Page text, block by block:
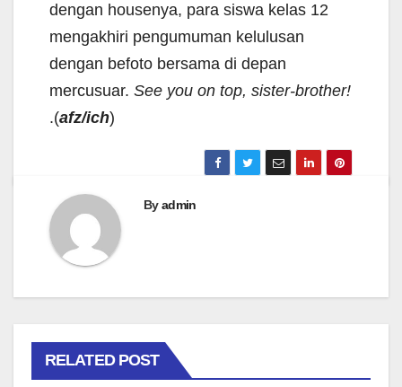
dengan housenya, para siswa kelas 12
mengakhiri pengumuman kelulusan
dengan befoto bersama di depan
mercusuar. See you on top, sister-brother!
.(afz/ich)
Byadmin
RELATED POST